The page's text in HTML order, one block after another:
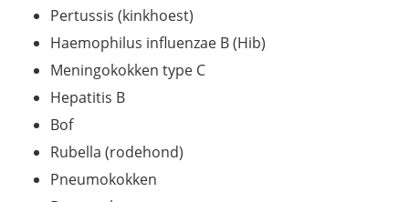
Pertussis (kinkhoest)
Haemophilus influenzae B (Hib)
Meningokokken type C
Hepatitis B
Bof
Rubella (rodehond)
Pneumokokken